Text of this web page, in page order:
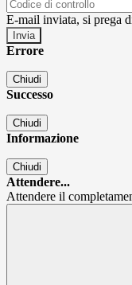
E-mail inviata, si prega
Errore
Chiudi
Successo
Chiudi
Informazione
Chiudi
Attendere...
Attendere il